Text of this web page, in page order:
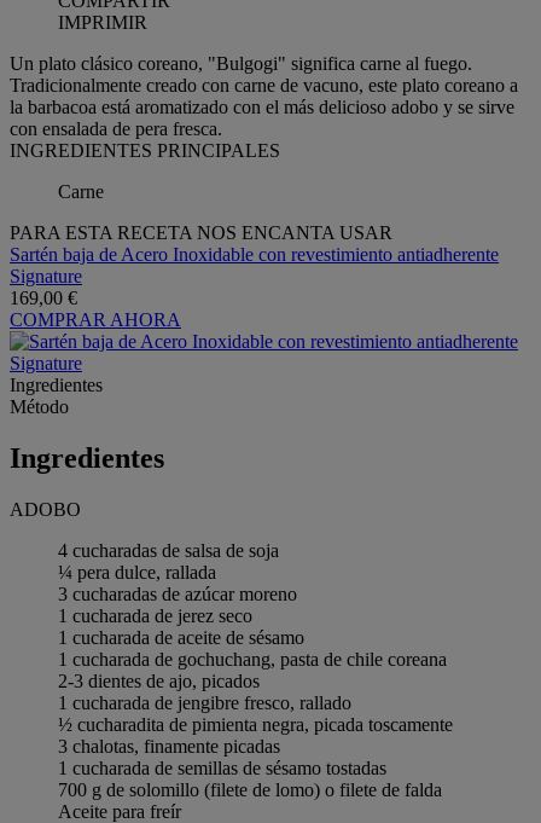
IMPRIMIR
Un plato clásico coreano, "Bulgogi" significa carne al fuego.
Tradicionalmente creado con carne de vacuno, este plato coreano a
la barbacoa está aromatizado con el más delicioso adobo y se sirve
con ensalada de pera fresca.
INGREDIENTES PRINCIPALES
Carne
PARA ESTA RECETA NOS ENCANTA USAR
Sartén baja de Acero Inoxidable con revestimiento antiadherente
Signature
169,00 €
COMPRAR AHORA
Ingredientes
Método
Ingredientes
ADOBO
4 cucharadas de salsa de soja
¼ pera dulce, rallada
3 cucharadas de azúcar moreno
1 cucharada de jerez seco
1 cucharada de aceite de sésamo
1 cucharada de gochuchang, pasta de chile coreana
2-3 dientes de ajo, picados
1 cucharada de jengibre fresco, rallado
½ cucharadita de pimienta negra, picada toscamente
3 chalotas, finamente picadas
1 cucharada de semillas de sésamo tostadas
700 g de solomillo (filete de lomo) o filete de falda
Aceite para freír